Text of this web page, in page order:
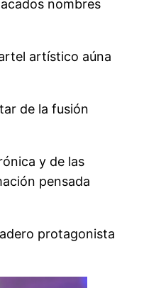
nombres
artístico aúna
de la fusión
y de las
pensada
protagonista